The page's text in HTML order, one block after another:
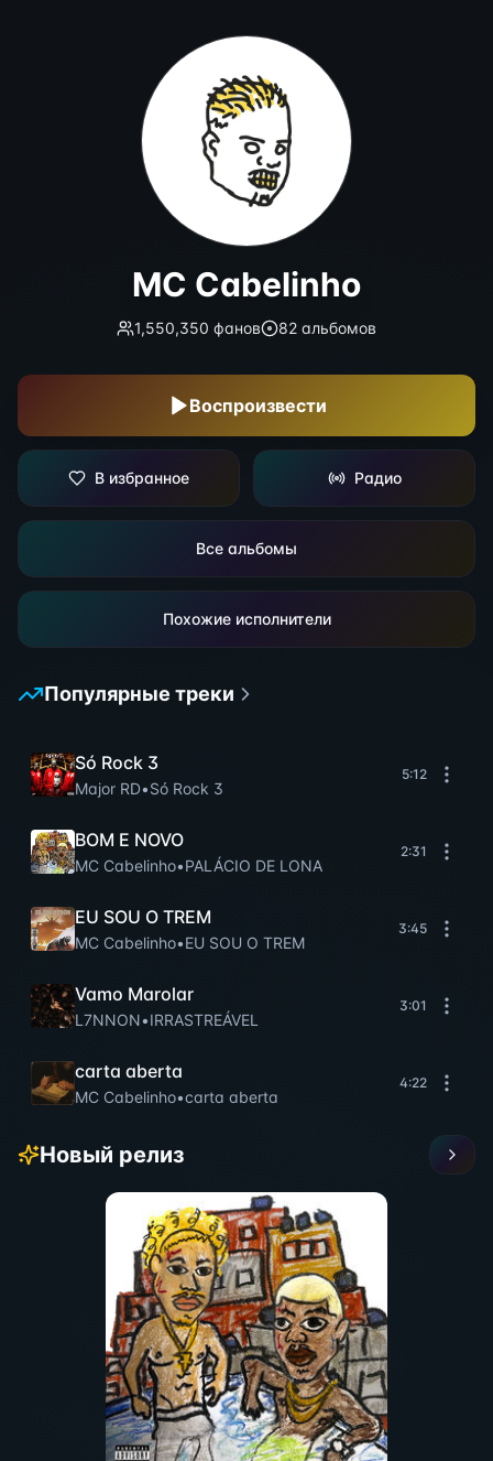
MC Cabelinho
1,550,350 фанов 82 альбомов
Воспроизвести
В избранное Радио
Все альбомы
Похожие исполнители
Популярные треки
Só Rock 3
Major RD•Só Rock 3
5:12
BOM E NOVO
MC Cabelinho•PALÁCIO DE LONA
2:31
EU SOU O TREM
MC Cabelinho•EU SOU O TREM
3:45
Vamo Marolar
L7NNON•IRRASTREÁVEL
3:01
carta aberta
MC Cabelinho•carta aberta
4:22
Новый релиз